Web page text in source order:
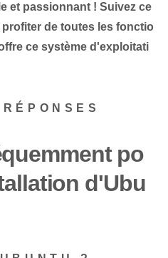
et passionnant ! Suivez ce
de toutes les fonctio
ce système d'exploitati
po
d'Ubu